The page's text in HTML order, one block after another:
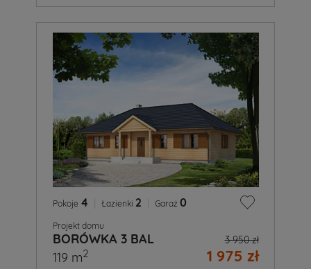
Pokoje 4 Łazienki 2 Garaż 0
Projekt domu
BORÓWKA 3 BAL 3 950 zł
1 975 zł
119 m2